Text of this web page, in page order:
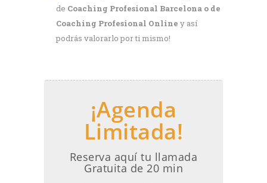
de Coaching Profesional Barcelona o de
Coaching Profesional Online y así
podrás valorarlo por ti mismo!
¡Agenda
Limitada!
Reserva aquí tu llamada
Gratuita de 20 min